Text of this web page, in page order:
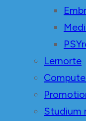
Lernorte
Studium